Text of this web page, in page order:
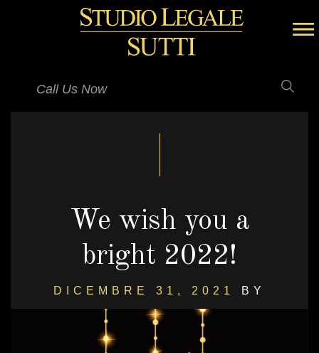
Call Us Now
We wish you a
bright 2022!
DICEMBRE 31, 2021
BY
ADA CATTANEO